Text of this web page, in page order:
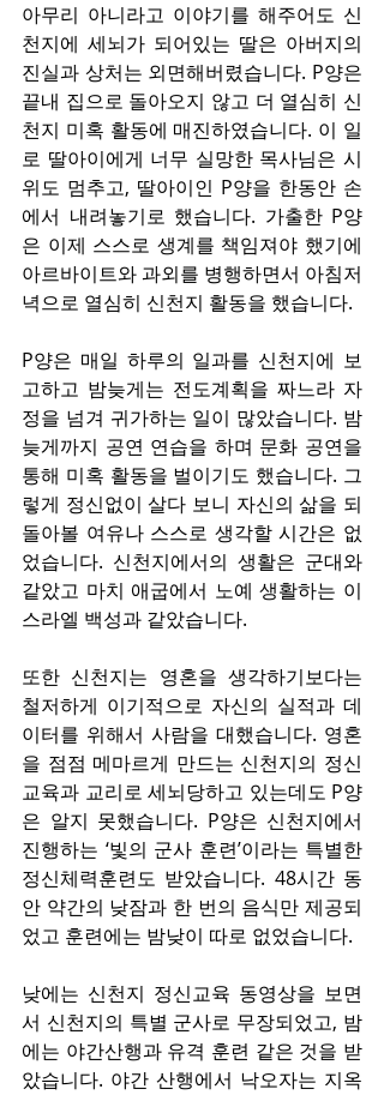
아무리 아니라고 이야기를 해주어도 신
천지에 세뇌가 되어있는 딸은 아버지의
진실과 상처는 외면해버렸습니다. P양은
끝내 집으로 돌아오지 않고 더 열심히 신
천지 미혹 활동에 매진하였습니다. 이 일
로 딸아이에게 너무 실망한 목사님은 시
위도 멈추고, 딸아이인 P양을 한동안 손
에서 내려놓기로 했습니다. 가출한 P양
은 이제 스스로 생계를 책임져야 했기에
아르바이트와 과외를 병행하면서 아침저
녁으로 열심히 신천지 활동을 했습니다.
P양은 매일 하루의 일과를 신천지에 보
고하고 밤늦게는 전도계획을 짜느라 자
정을 넘겨 귀가하는 일이 많았습니다. 밤
늦게까지 공연 연습을 하며 문화 공연을
통해 미혹 활동을 벌이기도 했습니다. 그
렇게 정신없이 살다 보니 자신의 삶을 되
돌아볼 여유나 스스로 생각할 시간은 없
었습니다. 신천지에서의 생활은 군대와
같았고 마치 애굽에서 노예 생활하는 이
스라엘 백성과 같았습니다.
또한 신천지는 영혼을 생각하기보다는
철저하게 이기적으로 자신의 실적과 데
이터를 위해서 사람을 대했습니다. 영혼
을 점점 메마르게 만드는 신천지의 정신
교육과 교리로 세뇌당하고 있는데도 P양
은 알지 못했습니다. P양은 신천지에서
진행하는 ‘빛의 군사 훈련’이라는 특별한
정신체력훈련도 받았습니다. 48시간 동
안 약간의 낮잠과 한 번의 음식만 제공되
었고 훈련에는 밤낮이 따로 없었습니다.
낮에는 신천지 정신교육 동영상을 보면
서 신천지의 특별 군사로 무장되었고, 밤
에는 야간산행과 유격 훈련 같은 것을 받
았습니다. 야간 산행에서 낙오자는 지옥